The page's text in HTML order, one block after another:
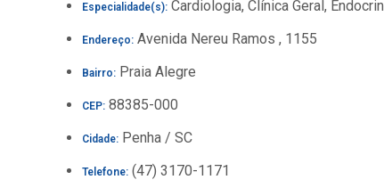
Especialidade(s): Cardiologia, Clínica Geral,
Endereço: Avenida Nereu Ramos , 1155
Bairro: Praia Alegre
CEP: 88385-000
Cidade: Penha / SC
Telefone: (47) 3170-1171